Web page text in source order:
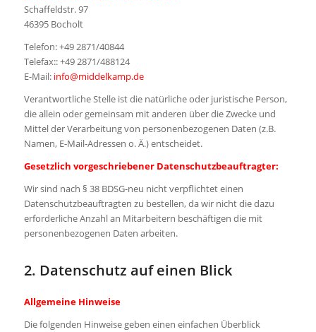
Schaffeldstr. 97
46395 Bocholt
Telefon: +49 2871/40844
Telefax:: +49 2871/488124
E-Mail: info@middelkamp.de
Verantwortliche Stelle ist die natürliche oder juristische Person,
die allein oder gemeinsam mit anderen über die Zwecke und
Mittel der Verarbeitung von personenbezogenen Daten (z.B.
Namen, E-Mail-Adressen o. Ä.) entscheidet.
Gesetzlich vorgeschriebener Datenschutzbeauftragter:
Wir sind nach § 38 BDSG-neu nicht verpflichtet einen
Datenschutzbeauftragten zu bestellen, da wir nicht die dazu
erforderliche Anzahl an Mitarbeitern beschäftigen die mit
personenbezogenen Daten arbeiten.
2. Datenschutz auf einen Blick
Allgemeine Hinweise
Die folgenden Hinweise geben einen einfachen Überblick